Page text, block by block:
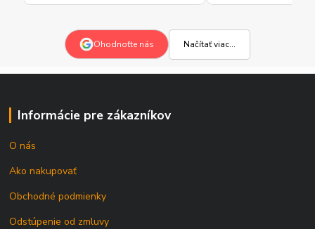
Ohodnoťte nás Načítať viac...
Informácie pre zákazníkov
O nás
Ako nakupovať
Obchodné podmienky
Odstúpenie od zmluvy